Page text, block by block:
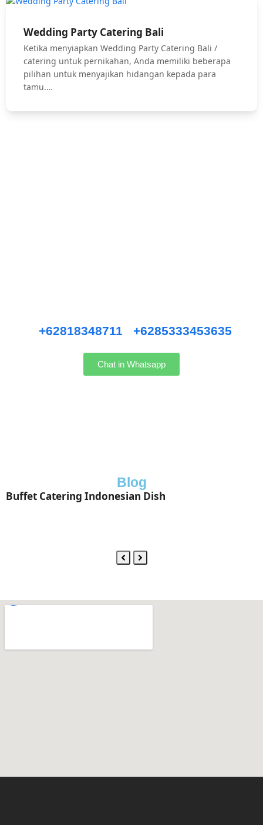
Wedding Party Catering Bali
Ketika menyiapkan Wedding Party Catering Bali /
catering untuk pernikahan, Anda memiliki beberapa
pilihan untuk menyajikan hidangan kepada para
tamu.…
+62818348711 +6285333453635
Chat in Whatsapp
Blog
Buffet Catering Indonesian Dish